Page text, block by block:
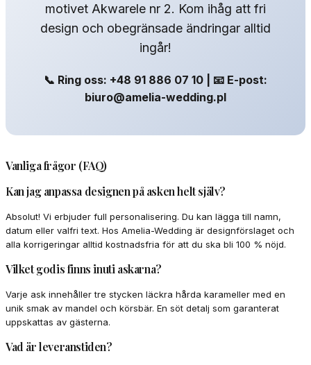
motivet Akwarele nr 2. Kom ihåg att fri
design och obegränsade ändringar alltid
ingår!
📞 Ring oss: +48 91 886 07 10 | 📧 E-post:
biuro@amelia-wedding.pl
Vanliga frågor (FAQ)
Kan jag anpassa designen på asken helt själv?
Absolut! Vi erbjuder full personalisering. Du kan lägga till namn,
datum eller valfri text. Hos Amelia-Wedding är designförslaget och
alla korrigeringar alltid kostnadsfria för att du ska bli 100 % nöjd.
Vilket godis finns inuti askarna?
Varje ask innehåller tre stycken läckra hårda karameller med en
unik smak av mandel och körsbär. En söt detalj som garanterat
uppskattas av gästerna.
Vad är leveranstiden?